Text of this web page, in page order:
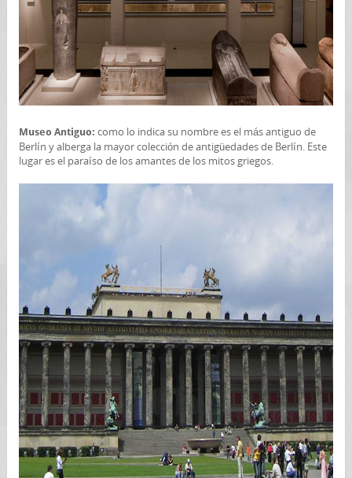
Museo Antiguo: como lo indica su nombre es el más antiguo de
Berlín y alberga la mayor colección de antigüedades de Berlín. Este
lugar es el paraíso de los amantes de los mitos griegos.